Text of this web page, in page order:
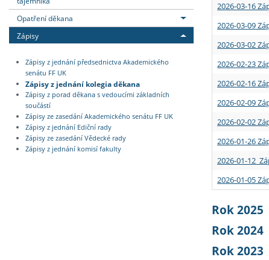
Opatření děkana
Zápisy
Zápisy z jednání předsednictva Akademického
senátu FF UK
Zápisy z jednání kolegia děkana
Zápisy z porad děkana s vedoucími základních
součástí
Zápisy ze zasedání Akademického senátu FF UK
Zápisy z jednání Ediční rady
Zápisy ze zasedání Vědecké rady
Zápisy z jednání komisí fakulty
2026-03-16
2026-03-09
2026-03-02
2026-02-23
2026-02-16
2026-02-09
2026-02-02
2026-01-26
2026-01-12
2026-01-05
Rok 2025
Rok 2024
Rok 2023